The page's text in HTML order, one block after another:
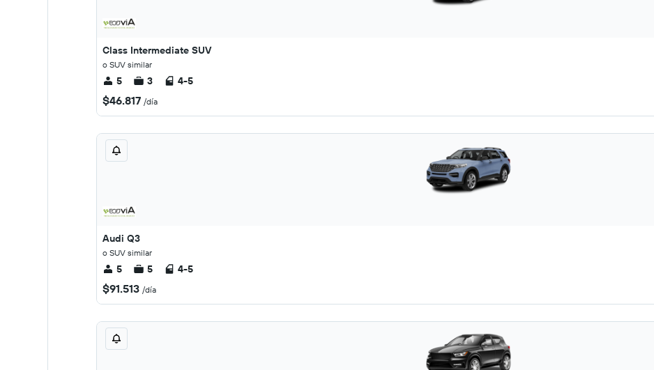
Class Intermediate SUV
o SUV similar
5 3 4-5
$46.817 /día
Audi Q3
o SUV similar
5 5 4-5
$91.513 /día